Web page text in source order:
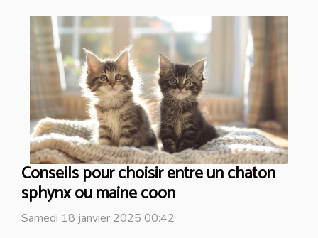
Conseils pour choisir entre un chaton
sphynx ou maine coon
Samedi 18 janvier 2025 00:42